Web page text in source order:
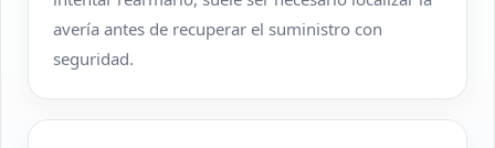
avería antes de recuperar el suministro con
seguridad.